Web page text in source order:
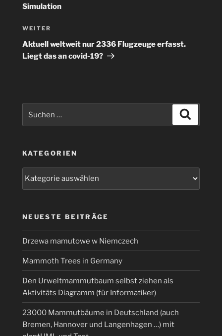
Simulation
Nächster
Beitrag
WEITER
Aktuell weltweit nur 2336 Flugzeuge erfasst.
Liegt das an covid-19?
nach:
KATEGORIEN
NEUESTE BEITRÄGE
Drzewa mamutowe w Niemczech
Mammoth Trees in Germany
Den Urweltmammutbaum selbst ziehen als
Aktivitäts Diagramm (für Informatiker)
23000 Mammutbäume in Deutschland (auch
Bremen, Hannover und Langenhagen …) mit